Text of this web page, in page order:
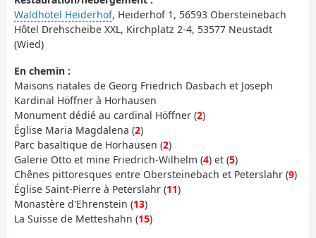
Waldhotel Heiderhof, Heiderhof 1, 56593 Obersteinebach
Hôtel Drehscheibe XXL, Kirchplatz 2-4, 53577 Neustadt
(Wied)
En chemin :
Maisons natales de Georg Friedrich Dasbach et Joseph
Kardinal Höffner à Horhausen
Monument dédié au cardinal Höffner (2)
Église Maria Magdalena (2)
Parc basaltique de Horhausen (2)
Galerie Otto et mine Friedrich-Wilhelm (4) et (5)
Chênes pittoresques entre Obersteinebach et Peterslahr (9)
Église Saint-Pierre à Peterslahr (11)
Monastère d'Ehrenstein (13)
La Suisse de Metteshahn (15)